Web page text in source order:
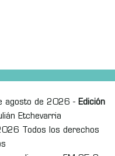
agosto de 2026 - Edición
Etchevarria
Todos los derechos